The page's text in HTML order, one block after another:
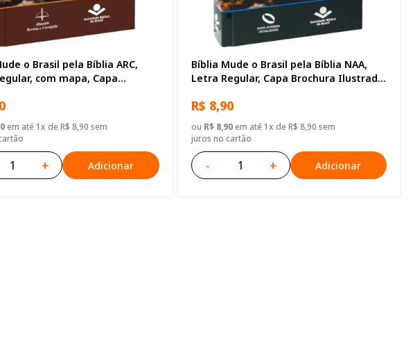
o Brasil pela Bíblia ARC,
com mapa, Capa
em até 1x de R$ 8,90 sem
+ Adicionar
Bíblia Mude o Brasil pela Bíblia NAA,
Letra Regular, Capa Brochura Ilustrada:
R$ 8,90
ou R$ 8,90em até 1x de R$ 8,90 sem
juros no cartão
- + Adicionar